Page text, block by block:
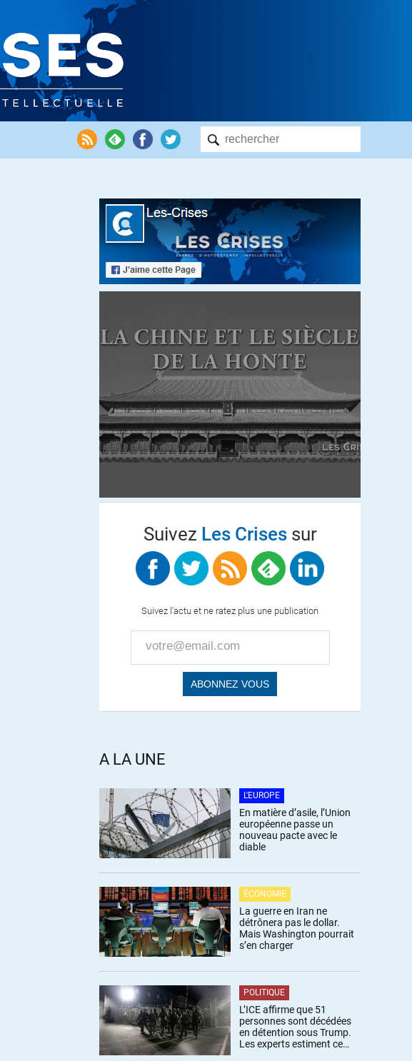
Suivez Les Crisessur
Suivez l'actu et ne ratez plus une publication
A LA UNE
L'EUROPE
En matière d’asile, l’Union
européenne passe un
nouveau pacte avec le
diable
ÉCONOMIE
La guerre en Iran ne
détrônera pas le dollar.
Mais Washington pourrait
s’en charger
POLITIQUE
L’ICE affirme que 51
personnes sont décédées
en détention sous Trump.
Les experts estiment ce